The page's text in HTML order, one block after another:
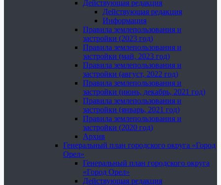
Действующая редакция
Действующая редакция
Информация
Правила землепользования и
застройки (2023 год)
Правила землепользования и
застройки (май, 2023 год)
Правила землепользования и
застройки (август, 2022 год)
Правила землепользования и
застройки (июнь, декабрь, 2021 год)
Правила землепользования и
застройки (январь, 2021 год)
Правила землепользования и
застройки (2020 год)
Архив
Генеральный план городского округа «Город
Орел»
Генеральный план городского округа
«Город Орел»
Действующая редакция